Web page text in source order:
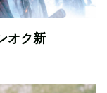
オク新